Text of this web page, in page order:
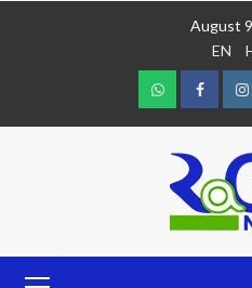
August
EN